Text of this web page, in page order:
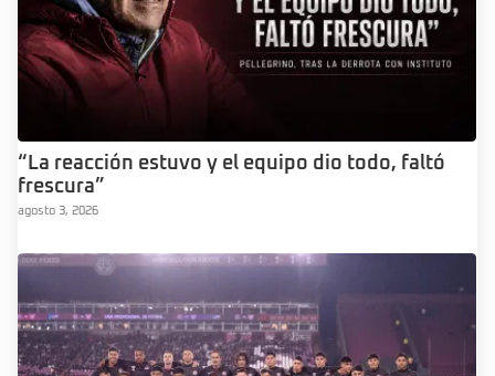
“La reacción estuvo y el equipo dio todo, faltó
frescura”
agosto 3, 2026